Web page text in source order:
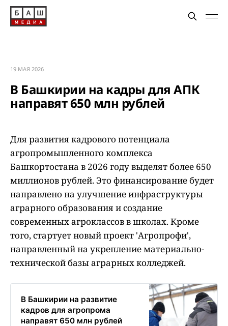
19 МАЯ 2026
В Башкирии на кадры для АПК
направят 650 млн рублей
Для развития кадрового потенциала
агропромышленного комплекса
Башкортостана в 2026 году выделят более 650
миллионов рублей. Это финансирование будет
направлено на улучшение инфраструктуры
аграрного образования и создание
современных агроклассов в школах. Кроме
того, стартует новый проект 'Агропрофи',
направленный на укрепление материально-
технической базы аграрных колледжей.
В Башкирии на развитие
кадров для агропрома
направят 650 млн рублей